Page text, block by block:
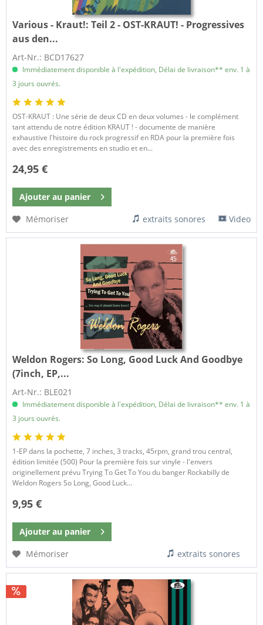
Various - Kraut!:Teil 2 - OST-KRAUT! - Progressives
aus den...
Art-Nr.: BCD17627
Immédiatement disponible à l'expédition, Délai de livraison** env. 1 à
3 jours ouvrés.
OST-KRAUT : Une série de deux CD en deux volumes - le complément
tant attendu de notre édition KRAUT ! - documente de manière
exhaustive l'histoire du rock progressif en RDA pour la première fois
avec des enregistrements en studio et en...
24,95 €
Ajouter au panier
Mémoriser
extraits sonores Video
Weldon Rogers:So Long, Good Luck And Goodbye
(7inch, EP,...
Art-Nr.: BLE021
Immédiatement disponible à l'expédition, Délai de livraison** env. 1 à
3 jours ouvrés.
1-EP dans la pochette, 7 inches, 3 tracks, 45rpm, grand trou central,
édition limitée (500) Pour la première fois sur vinyle - l'envers
originellement prévu Trying To Get To You du banger Rockabilly de
Weldon Rogers So Long, Good Luck...
9,95 €
Ajouter au panier
Mémoriser
extraits sonores